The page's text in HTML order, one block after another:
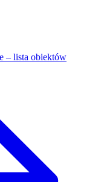
– lista obiektów